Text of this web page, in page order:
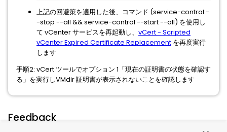
上記の回避策を適用した後、コマンド (service-control -
-stop --all && service-control --start --all) を使用し
て vCenter サービスを再起動し、 vCert - Scripted
vCenter Expired Certificate Replacement を再度実行
します
手順2: vCert ツールでオプション 1「現在の証明書の状態を確認す
る」を実行しVMdir 証明書が表示されないことを確認します
Feedback